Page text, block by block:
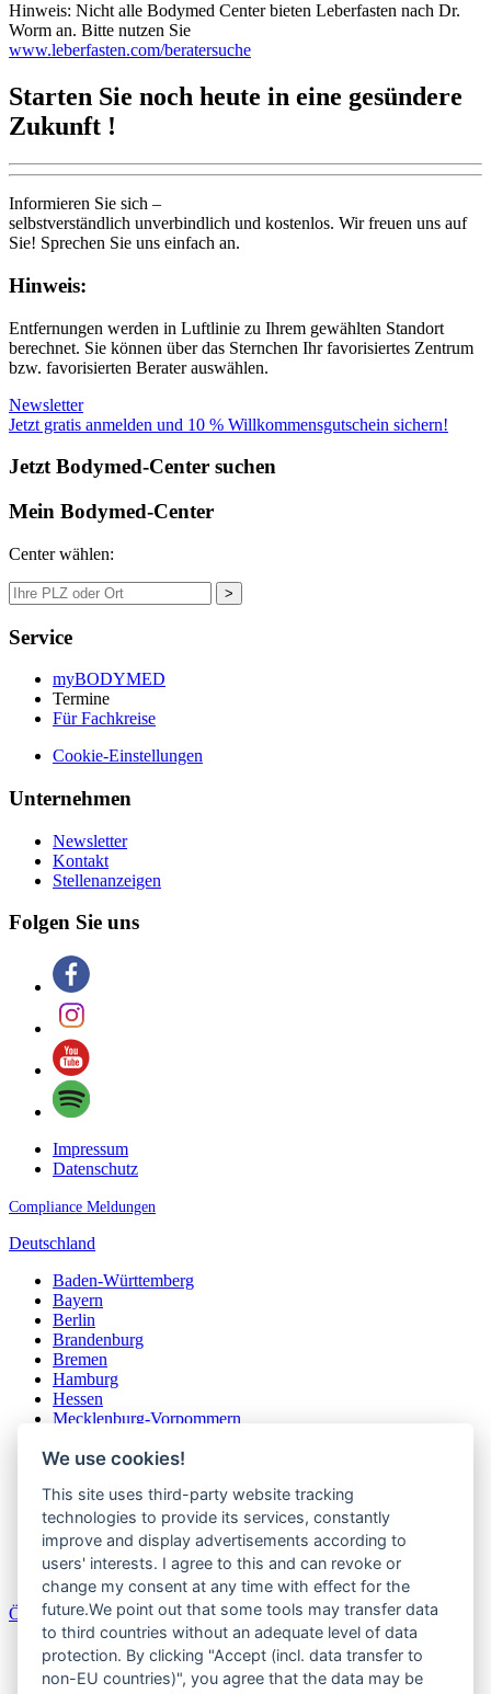
Hinweis: Nicht alle Bodymed Center bieten Leberfasten nach Dr.
Worm an. Bitte nutzen Sie
www.leberfasten.com/beratersuche
Starten Sie noch heute in eine gesündere
Zukunft !
Informieren Sie sich –
selbstverständlich unverbindlich und kostenlos. Wir freuen uns auf
Sie! Sprechen Sie uns einfach an.
Hinweis:
Entfernungen werden in Luftlinie zu Ihrem gewählten Standort
berechnet. Sie können über das Sternchen Ihr favorisiertes Zentrum
bzw. favorisierten Berater auswählen.
Newsletter
Jetzt gratis anmelden und 10 % Willkommensgutschein sichern!
Jetzt Bodymed-Center suchen
Mein Bodymed-Center
Center wählen:
>
Service
myBODYMED
Termine
Für Fachkreise
Cookie-Einstellungen
Unternehmen
Newsletter
Kontakt
Stellenanzeigen
Folgen Sie uns
Impressum
Datenschutz
Compliance Meldungen
Deutschland
Baden-Württemberg
Bayern
Berlin
Brandenburg
Bremen
Hamburg
Hessen
Mecklenburg-Vorpommern
Nordrhein-Westfalen
Saarland
Sachsen
Sachsen-Anhalt
Schleswig-Holstein
Thüringen
Österreich
Burgenland
Kärnten
We use cookies!
This site uses third-party website tracking
technologies to provide its services, constantly
improve and display advertisements according to
users' interests. I agree to this and can revoke or
change my consent at any time with effect for the
future.We point out that some tools may transfer data
to third countries without an adequate level of data
protection. By clicking "Accept (incl. data transfer to
non-EU countries)", you agree that the data may be